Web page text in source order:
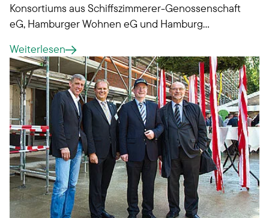
Konsortiums aus Schiffszimmerer-Genossenschaft
eG, Hamburger Wohnen eG und Hamburg
Baakenhafen ausgeschriebene Baufeld 95 wurde
positiv beschieden.
Weiterlesen